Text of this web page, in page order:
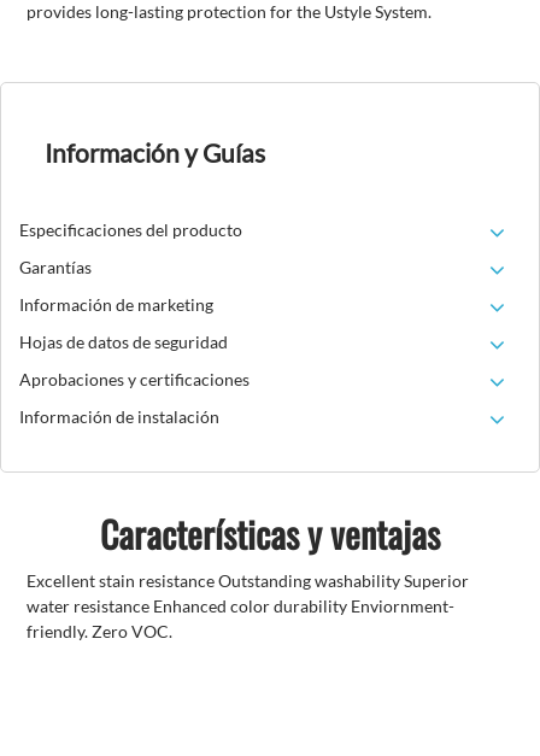
provides long-lasting protection for the Ustyle System.
Información y Guías
Especificaciones del producto
Garantías
Información de marketing
Hojas de datos de seguridad
Aprobaciones y certificaciones
Información de instalación
Características y ventajas
Excellent stain resistance Outstanding washability Superior
water resistance Enhanced color durability Enviornment-
friendly. Zero VOC.